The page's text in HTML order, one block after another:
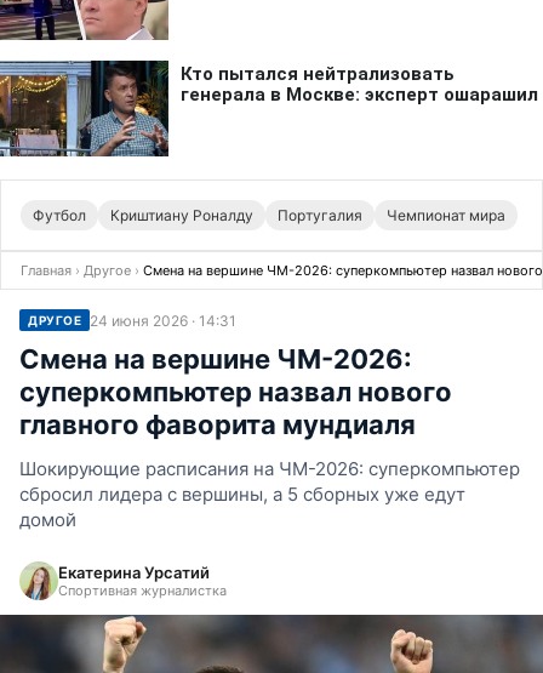
Футбол Криштиану Роналду Португалия Чемпионат мира
Главная › Другое › Смена на вершине ЧМ-2026: суперкомпьютер назвал
ДРУГОЕ 24 июня 2026 · 14:31
Смена на вершине ЧМ-2026:
суперкомпьютер назвал нового
главного фаворита мундиаля
Шокирующие расписания на ЧМ-2026: суперкомпьютер
сбросил лидера с вершины, а 5 сборных уже едут
домой
Екатерина Урсатий
Спортивная журналистка